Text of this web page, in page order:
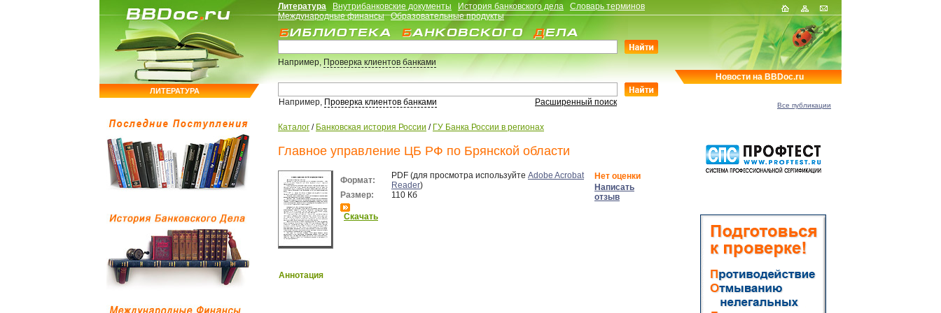
ЛИТЕРАТУРА
Литература Внутрибанковские документы История банковского дела
Словарь терминов
Международные финансы
Образовательные продукты
Например,Проверка клиентов банками
Например, Проверка клиентов банками Расширенный поиск
Каталог / Банковская история России / ГУ Банка России в регионах
Главное управление ЦБ РФ по Брянской области
Формат: PDF (для просмотра используйте Adobe Acrobat
Reader)
Размер:
110 Кб
Скачать
Нет оценки
Написать
отзыв
Аннотация
Новости на BBDoc.ru
Все публикации